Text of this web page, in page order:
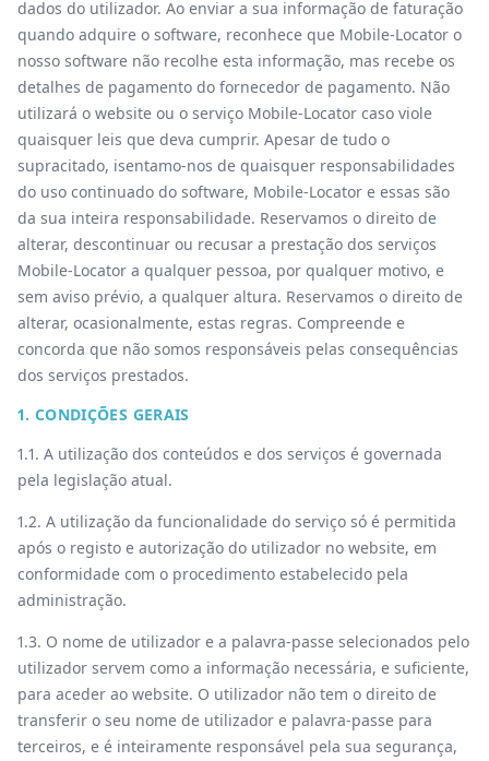
dados do utilizador. Ao enviar a sua informação de faturação
quando adquire o software, reconhece que Mobile-Locator o
nosso software não recolhe esta informação, mas recebe os
detalhes de pagamento do fornecedor de pagamento. Não
utilizará o website ou o serviço Mobile-Locator caso viole
quaisquer leis que deva cumprir. Apesar de tudo o
supracitado, isentamo-nos de quaisquer responsabilidades
do uso continuado do software, Mobile-Locator e essas são
da sua inteira responsabilidade. Reservamos o direito de
alterar, descontinuar ou recusar a prestação dos serviços
Mobile-Locator a qualquer pessoa, por qualquer motivo, e
sem aviso prévio, a qualquer altura. Reservamos o direito de
alterar, ocasionalmente, estas regras. Compreende e
concorda que não somos responsáveis pelas consequências
dos serviços prestados.
1. CONDIÇÕES GERAIS
1.1. A utilização dos conteúdos e dos serviços é governada
pela legislação atual.
1.2. A utilização da funcionalidade do serviço só é permitida
após o registo e autorização do utilizador no website, em
conformidade com o procedimento estabelecido pela
administração.
1.3. O nome de utilizador e a palavra-passe selecionados pelo
utilizador servem como a informação necessária, e suficiente,
para aceder ao website. O utilizador não tem o direito de
transferir o seu nome de utilizador e palavra-passe para
terceiros, e é inteiramente responsável pela sua segurança,